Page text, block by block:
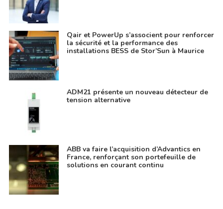
Qair et PowerUp s’associent pour renforcer
la sécurité et la performance des
installations BESS de Stor’Sun à Maurice
ADM21 présente un nouveau détecteur de
tension alternative
ABB va faire l’acquisition d’Advantics en
France, renforçant son portefeuille de
solutions en courant continu